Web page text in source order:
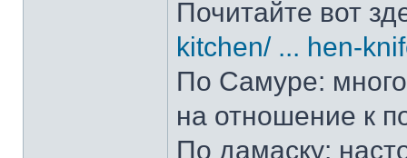
Почитайте вот
kitchen/ ... hen-
По Самуре: много
на отношение к
По дамаску: